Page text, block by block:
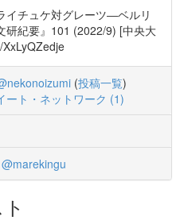
チュケ対グレーツ―ベルリ
研紀要』101 (2022/9) [中央大
(投稿一覧)
ート・ネットワーク (1)
@marekingu